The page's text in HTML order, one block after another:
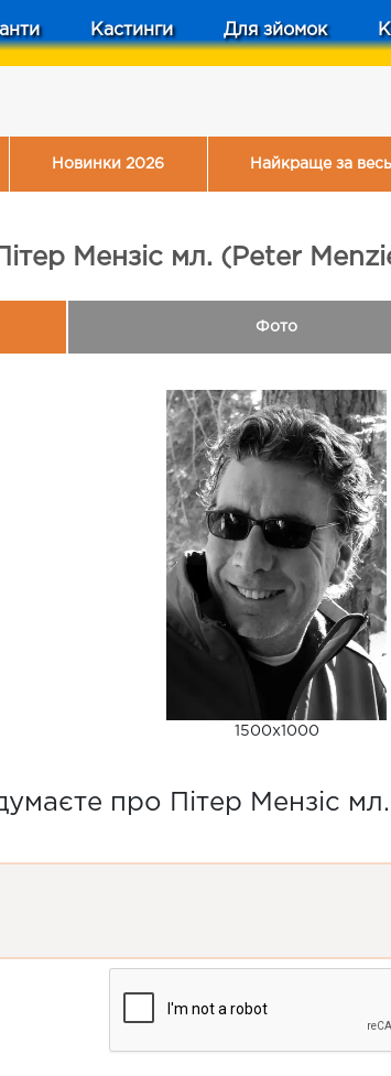
Кастинги Для зйомок
Новинки 2026 Найкраще за
Пітер Мензіс мл. (Peter
Фото
1500x1000
про Пітер Мензіс